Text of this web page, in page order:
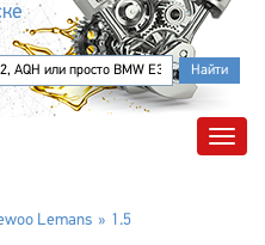
Lemans 1.5